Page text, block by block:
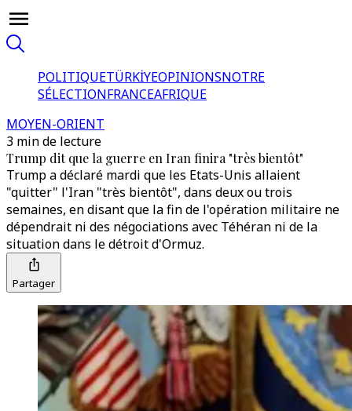
POLITIQUETÜRKİYEOPINIONSNOTRE
SÉLECTIONFRANCEAFRIQUE
MOYEN-ORIENT
3 min de lecture
Trump dit que la guerre en Iran finira "très bientôt"
Trump a déclaré mardi que les Etats-Unis allaient
"quitter" l'Iran "très bientôt", dans deux ou trois
semaines, en disant que la fin de l'opération militaire ne
dépendrait ni des négociations avec Téhéran ni de la
situation dans le détroit d'Ormuz.
Partager